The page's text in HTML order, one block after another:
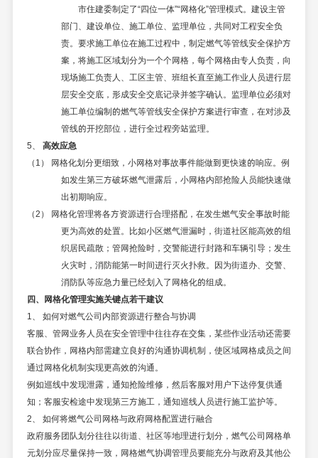
市住建委制定了“四位一体”“网格化”管理模式。建设主管
部门、建设单位、施工单位、监理单位，共同对工程安全负
责。要求施工单位在施工过程中，制定燃气等管线安全保护方
案，将施工区域划分为一个个网格，每个网格由专人负责，向
现场施工负责人、工区主管、班组长直至施工作业人员进行层
层安全交底，形成安全交底记录并签字确认。监理单位必须对
施工单位编制的燃气等管线安全保护方案进行审查，在对涉及
管线的开挖部位，进行全过程旁站监理。
5、 高效应急
（1） 网格化划分更细致，小网格对事故事件能做到更快速的响应。例
如发生第三方破坏燃气泄露后，小网格内部抢险人员能快速做
出初期响应。
（2） 网格化管理将各方资源进行合理搭配，在发生燃气安全事故时能
更为高效的处置。比如小区燃气泄漏时，街道社区能高效的组
织居民疏散；管网抢险时，交警能进行封路和车辆引导；发生
火灾时，消防能第一时间进行灭火扑救。因为街道办、交警、
消防队等应急力量已经划入了网格化的组成。
四、网格化管理实施关键点若干建议
1、 如何对燃气公司内部资源进行整合与协调
客服、管网业务人员在安全管理中往往存在交集，某些作业活动还需要
联合协作，网格内部需建立良好的沟通协调机制，使区域网格成员之间
通过网格化机制实现更高效的沟通。
例如巡线中发现泄露，通知抢险维修，然后客服对用户下达停复供通
知；客服安检途中发现第三方施工，通知巡线人员进行施工监护等。
2、 如何将燃气公司网格与政府网格配置进行融合
政府服务团队划分往往以街道、社区等地理进行划分，燃气公司网格单
元划分应尽量保持一致，网格燃气协调管理员要能充分与政府及其他公